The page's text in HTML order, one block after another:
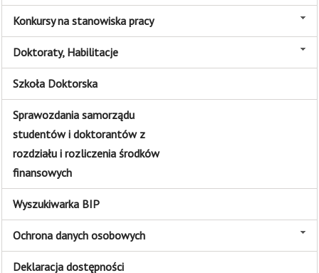
Konkursy na stanowiska pracy
Doktoraty, Habilitacje
Szkoła Doktorska
Sprawozdania samorządu
studentów i doktorantów z
rozdziału i rozliczenia środków
finansowych
Wyszukiwarka BIP
Ochrona danych osobowych
Deklaracja dostępności